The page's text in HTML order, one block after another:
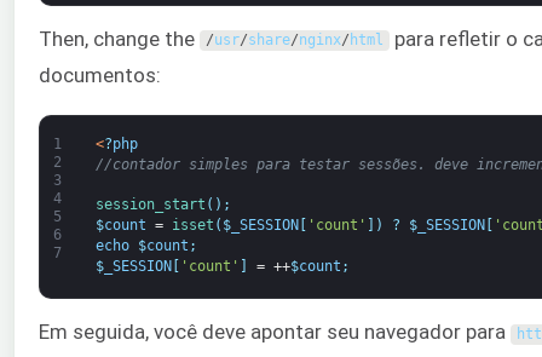
Then, change the /usr/share/nginx/ html para refletir o
documentos:
1
2
3
4
5
6
7
<?php
//contador simples para testar sessões. deve
session_start ( ) ;
$count = isset ( $_SESSION 'count' ) ? $_SESSION
echo
$count ;
$_SESSION[ 'count' ] = ++$count ;
Em seguida, você deve apontar seu navegador para